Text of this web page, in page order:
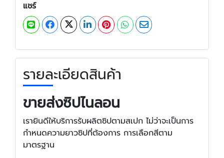
แชร์
รายละเอียดสินค้า
ขายส่งซิปไนลอน
เรายินดีให้บริการรับผลิตซิปตามสเปก ไม่ว่าจะเป็นการ
กำหนดความยาวซิปที่ต้องการ การเลือกสีตาม
มาตรฐาน